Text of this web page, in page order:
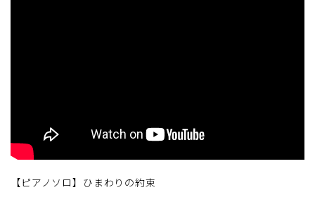
【ピアノソロ】ひまわりの約束